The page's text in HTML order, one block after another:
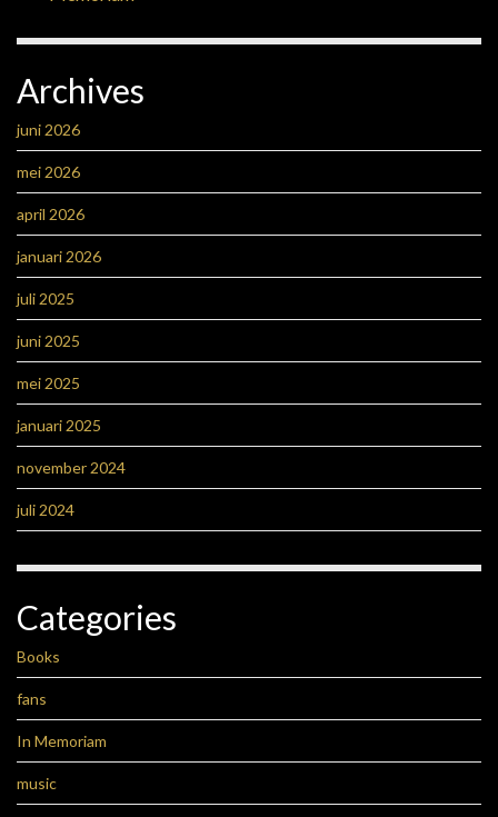
Archives
juni 2026
mei 2026
april 2026
januari 2026
juli 2025
juni 2025
mei 2025
januari 2025
november 2024
juli 2024
Categories
Books
fans
In Memoriam
music